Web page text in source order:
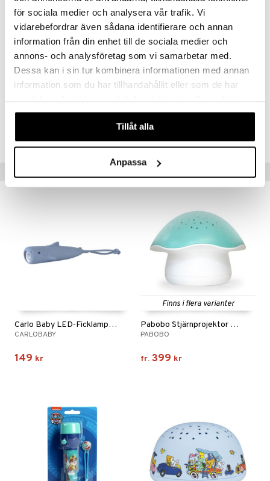
för sociala medier och analysera vår trafik. Vi
vidarebefordrar även sådana identifierare och annan
information från din enhet till de sociala medier och
annons- och analysföretag som vi samarbetar med.
Dessa kan i sin tur kombinera informationen med annan
information som du har tillhandahållit eller som de har
våra cookies vid fortsatt användande av vår webbplats.
Tillåt alla
Anpassa
Från 0 månader
Artikelnr
Carlo Baby LED-Ficklampa Shark
CARLOBABY
149 kr
Finns i flera varianter
Pabobo Stjärnprojektor Svamp Musik
PABOBO
fr. 399 kr